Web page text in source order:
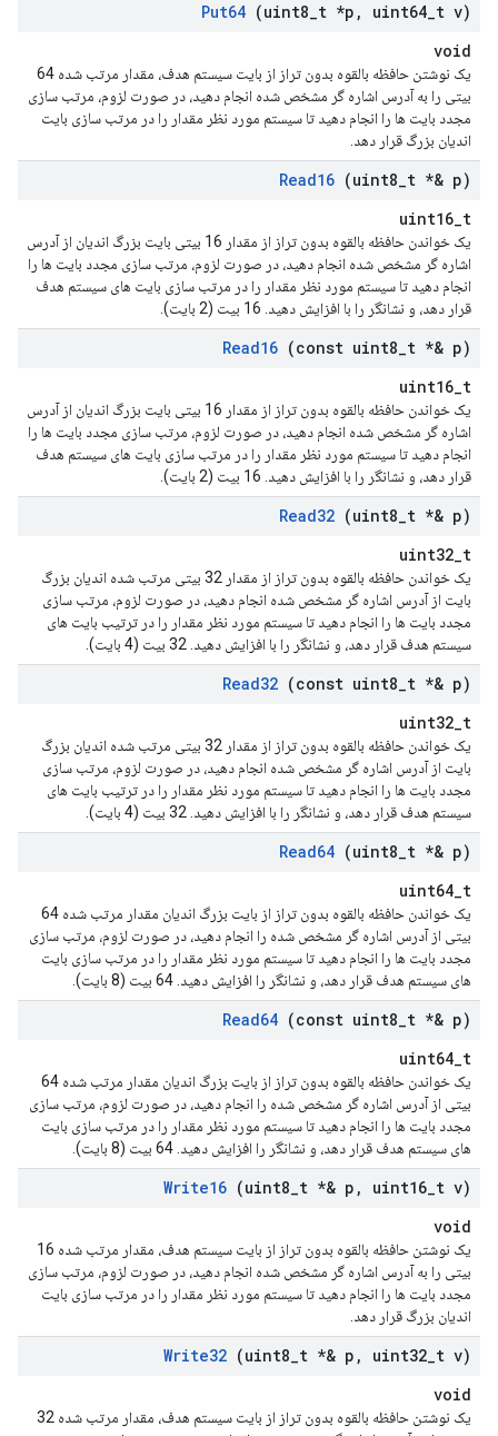
Put64 (uint8 t *p , uint64 t v)
void
یک نوشتن حافظه بالقوه بدون تراز از بایت سیستم هدف، مقدار مرتب شده 64
بیتی را به آدرس اشاره گر مشخص شده انجام دهید، در صورت لزوم، مرتب سازی
مجدد بایت ها را انجام دهید تا سیستم مورد نظر مقدار را در مرتب سازی بایت
اندیان بزرگ قرار دهد.
Read16 (uint8 t *& p)
uint16_t
یک خواندن حافظه بالقوه بدون تراز از مقدار 16 بیتی بایت بزرگ اندیان از آدرس
اشاره گر مشخص شده انجام دهید، در صورت لزوم، مرتب سازی مجدد بایت ها را
انجام دهید تا سیستم مورد نظر مقدار را در مرتب سازی بایت های سیستم هدف
قرار دهد، و نشانگر را با افزایش دهید. 16 بیت (2 بایت).
Read16 (const uint8 t *& p)
uint16_t
یک خواندن حافظه بالقوه بدون تراز از مقدار 16 بیتی بایت بزرگ اندیان از آدرس
اشاره گر مشخص شده انجام دهید، در صورت لزوم، مرتب سازی مجدد بایت ها را
انجام دهید تا سیستم مورد نظر مقدار را در مرتب سازی بایت های سیستم هدف
قرار دهد، و نشانگر را با افزایش دهید. 16 بیت (2 بایت).
Read32 (uint8 t *& p)
uint32_t
یک خواندن حافظه بالقوه بدون تراز از مقدار 32 بیتی مرتب شده اندیان بزرگ
بایت از آدرس اشاره گر مشخص شده انجام دهید، در صورت لزوم، مرتب سازی
مجدد بایت ها را انجام دهید تا سیستم مورد نظر مقدار را در ترتیب بایت های
سیستم هدف قرار دهد، و نشانگر را با افزایش دهید. 32 بیت (4 بایت).
Read32 (const uint8 t *& p)
uint32_t
یک خواندن حافظه بالقوه بدون تراز از مقدار 32 بیتی مرتب شده اندیان بزرگ
بایت از آدرس اشاره گر مشخص شده انجام دهید، در صورت لزوم، مرتب سازی
مجدد بایت ها را انجام دهید تا سیستم مورد نظر مقدار را در ترتیب بایت های
سیستم هدف قرار دهد، و نشانگر را با افزایش دهید. 32 بیت (4 بایت).
Read64 (uint8 t *& p)
uint64_t
یک خواندن حافظه بالقوه بدون تراز از بایت بزرگ اندیان مقدار مرتب شده 64
بیتی از آدرس اشاره گر مشخص شده را انجام دهید، در صورت لزوم، مرتب سازی
مجدد بایت ها را انجام دهید تا سیستم مورد نظر مقدار را در مرتب سازی بایت
های سیستم هدف قرار دهد، و نشانگر را افزایش دهید. 64 بیت (8 بایت).
Read64 (const uint8 t *& p)
uint64_t
یک خواندن حافظه بالقوه بدون تراز از بایت بزرگ اندیان مقدار مرتب شده 64
بیتی از آدرس اشاره گر مشخص شده را انجام دهید، در صورت لزوم، مرتب سازی
مجدد بایت ها را انجام دهید تا سیستم مورد نظر مقدار را در مرتب سازی بایت
های سیستم هدف قرار دهد، و نشانگر را افزایش دهید. 64 بیت (8 بایت).
Write16 (uint8 t *& p , uint16 t v)
void
یک نوشتن حافظه بالقوه بدون تراز از بایت سیستم هدف، مقدار مرتب شده 16
بیتی را به آدرس اشاره گر مشخص شده انجام دهید، در صورت لزوم، مرتب سازی
مجدد بایت ها را انجام دهید تا سیستم مورد نظر مقدار را در مرتب سازی بایت
اندیان بزرگ قرار دهد.
Write32 (uint8 t *& p , uint32 t v)
void
یک نوشتن حافظه بالقوه بدون تراز از بایت سیستم هدف، مقدار مرتب شده 32